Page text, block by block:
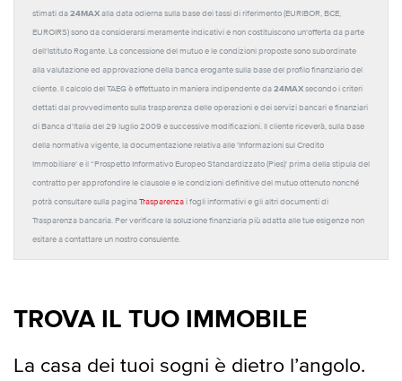
stimati da 24MAX alla data odierna sulla base dei tassi di riferimento (EURIBOR, BCE,
EUROIRS) sono da considerarsi meramente indicativi e non costituiscono un'offerta da parte
dell'Istituto Rogante. La concessione del mutuo e le condizioni proposte sono subordinate
alla valutazione ed approvazione della banca erogante sulla base del profilo finanziario del
cliente. Il calcolo del TAEG è effettuato in maniera indipendente da 24MAX secondo i criteri
dettati dal provvedimento sulla trasparenza delle operazioni e dei servizi bancari e finanziari
di Banca d'Italia del 29 luglio 2009 e successive modificazioni. Il cliente riceverà, sulla base
della normativa vigente, la documentazione relativa alle 'Informazioni sul Credito
Immobiliare' e il “Prospetto Informativo Europeo Standardizzato (Pies)' prima della stipula del
contratto per approfondire le clausole e le condizioni definitive del mutuo ottenuto nonché
potrà consultare sulla pagina Trasparenza i fogli informativi e gli altri documenti di
Trasparenza bancaria. Per verificare la soluzione finanziaria più adatta alle tue esigenze non
esitare a contattare un nostro consulente.
TROVA IL TUO IMMOBILE
La casa dei tuoi sogni è dietro l’angolo.